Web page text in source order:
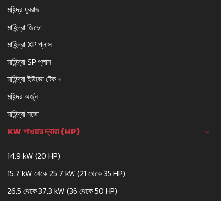
মহিন্দ্র যুবরাজ
মাহিন্দ্রা জিভো
মাহিন্দ্রা XP প্লাস
মাহিন্দ্রা SP প্লাস
মাহিন্দ্রা ইউভো টেক +
মহিন্দ্র অর্জুন
মাহিন্দ্রা নভো
KW পাওয়ার দ্বারা (HP)
14.9 kW (20 HP)
15.7 kW থেকে 25.7 kW (21 থেকে 35 HP)
26.5 থেকে 37.3 kW (36 থেকে 50 HP)